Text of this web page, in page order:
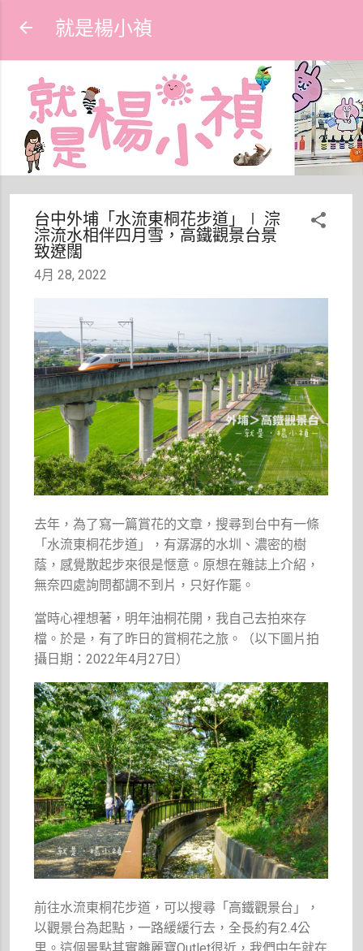
跳到主要內容
就是楊小禎
台中外埔「水流東桐花步道」∣ 淙
淙流水相伴四月雪，高鐵觀景台景
致遼闊
4月 28, 2022
去年，為了寫一篇賞花的文章，搜尋到台中有一條
「水流東桐花步道」，有潺潺的水圳、濃密的樹
蔭，感覺散起步來很是愜意。原想在雜誌上介紹，
無奈四處詢問都調不到片，只好作罷。
當時心裡想著，明年油桐花開，我自己去拍來存
檔。於是，有了昨日的賞桐花之旅。
（以下圖片拍
攝日期：2022年4月27日）
前往水流東桐花步道，可以搜尋「高鐵觀景台」，
以觀景台為起點，一路緩緩行去，全長約有2.4公